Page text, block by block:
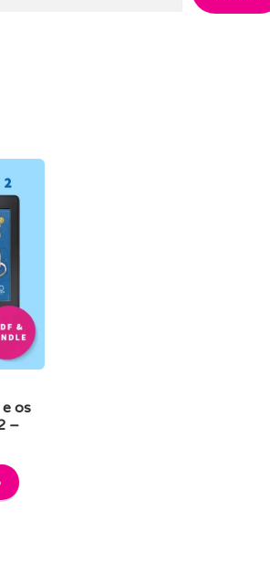
os
–